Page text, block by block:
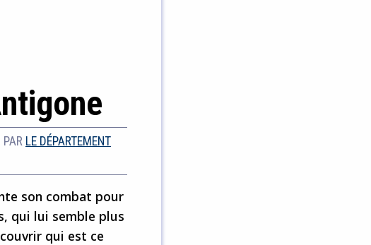
PAR LE DÉPARTEMENT
son combat pour
qui lui semble plus
qui est ce